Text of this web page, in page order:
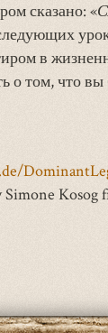
сказано: «
в
о том, что
Kosog